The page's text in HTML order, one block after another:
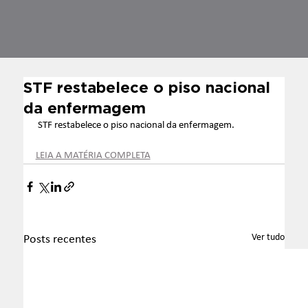
STF restabelece o piso nacional
da enfermagem
STF restabelece o piso nacional da enfermagem.
LEIA A MATÉRIA COMPLETA
Posts recentes Ver tudo